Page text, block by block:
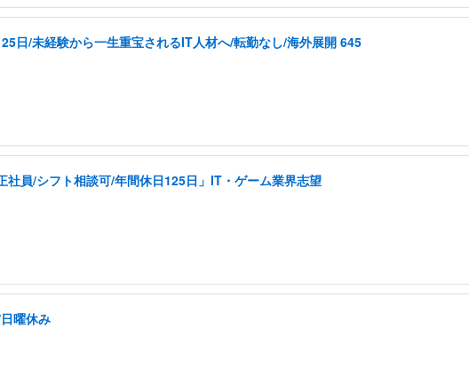
日/未経験から一生重宝されるIT人材へ/転勤なし/海外展開 645
員/シフト相談可/年間休日125日」IT・ゲーム業界志望
曜休み